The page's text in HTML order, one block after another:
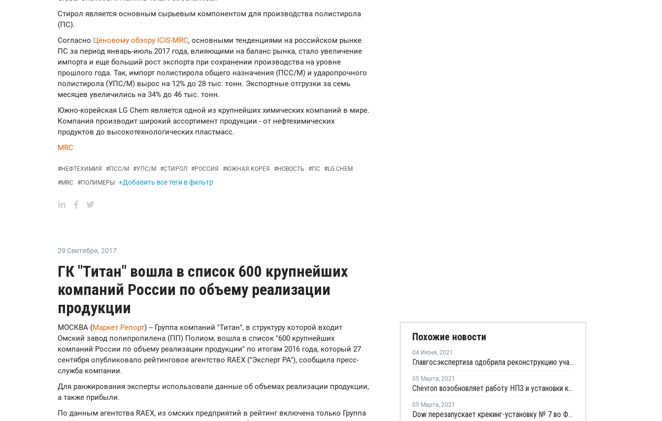
Стирол является основным сырьевым компонентом для производства полистирола
(ПС).
Согласно Ценовому обзору ICIS-MRC, основными тенденциями на российском рынке
ПС за период январь-июль 2017 года, влияющими на баланс рынка, стало увеличение
импорта и еще больший рост экспорта при сохранении производства на уровне
прошлого года. Так, импорт полистирола общего назначения (ПСС/М) и ударопрочного
полистирола (УПС/М) вырос на 12% до 28 тыс. тонн. Экспортные отгрузки за семь
месяцев увеличились на 34% до 46 тыс. тонн.
Южно-корейская LG Chem является одной из крупнейших химических компаний в мире.
Компания производит широкий ассортимент продукции - от нефтехимических
продуктов до высокотехнологических пластмасс.
MRC
#НЕФТЕХИМИЯ #ПСС/М #УПС/М #СТИРОЛ #РОССИЯ #ЮЖНАЯ КОРЕЯ #НОВОСТЬ #ПС #LG CHEM
#MRC #ПОЛИМЕРЫ +Добавить все теги в фильтр
29 Сентября, 2017
ГК "Титан" вошла в список 600 крупнейших
компаний России по объему реализации
продукции
МОСКВА (Маркет Репорт) -- Группа компаний "Титан", в структуру которой входит
Омский завод полипропилена (ПП) Полиом, вошла в список "600 крупнейших
компаний России по объему реализации продукции" по итогам 2016 года, который 27
сентября опубликовало рейтинговое агентство RAEX ("Эксперт РА"), сообщила пресс-
служба компании.
Для ранжирования эксперты использовали данные об объемах реализации продукции,
а также прибыли.
По данным агентства RAEX, из омских предприятий в рейтинг включена только Группа
Похожие новости
04 Июня, 2021
Главгосэкспертиза одобрила реконструкцию участка переработки углеводородного сырья для полимеров на ЗапСибНефтехиме
05 Марта, 2021
Chevron возобновляет работу НПЗ и установки каткрекинга в Пасадене
05 Марта, 2021
Dow перезапускает крекинг-установку № 7 во Фрипорте